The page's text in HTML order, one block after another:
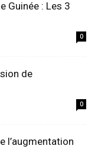
Guinée : Les 3
0
de
0
l’augmentation